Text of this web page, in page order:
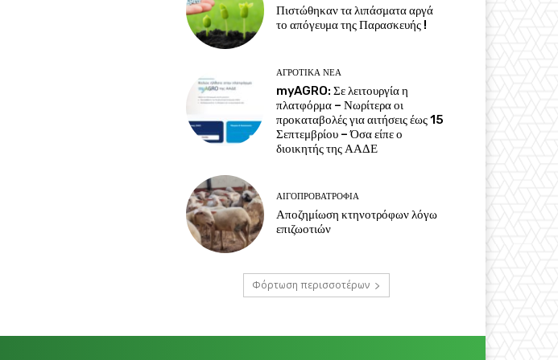
Πιστώθηκαν τα λιπάσματα αργά
το απόγευμα της Παρασκευής !
ΑΓΡΟΤΙΚΆ ΝΈΑ
myAGRO: Σε λειτουργία η
πλατφόρμα – Νωρίτερα οι
προκαταβολές για αιτήσεις έως 15
Σεπτεμβρίου – Όσα είπε ο
διοικητής της ΑΑΔΕ
ΑΙΓΟΠΡΟΒΑΤΡΟΦΊΑ
Αποζημίωση κτηνοτρόφων λόγω
επιζωοτιών
Φόρτωση περισσοτέρων